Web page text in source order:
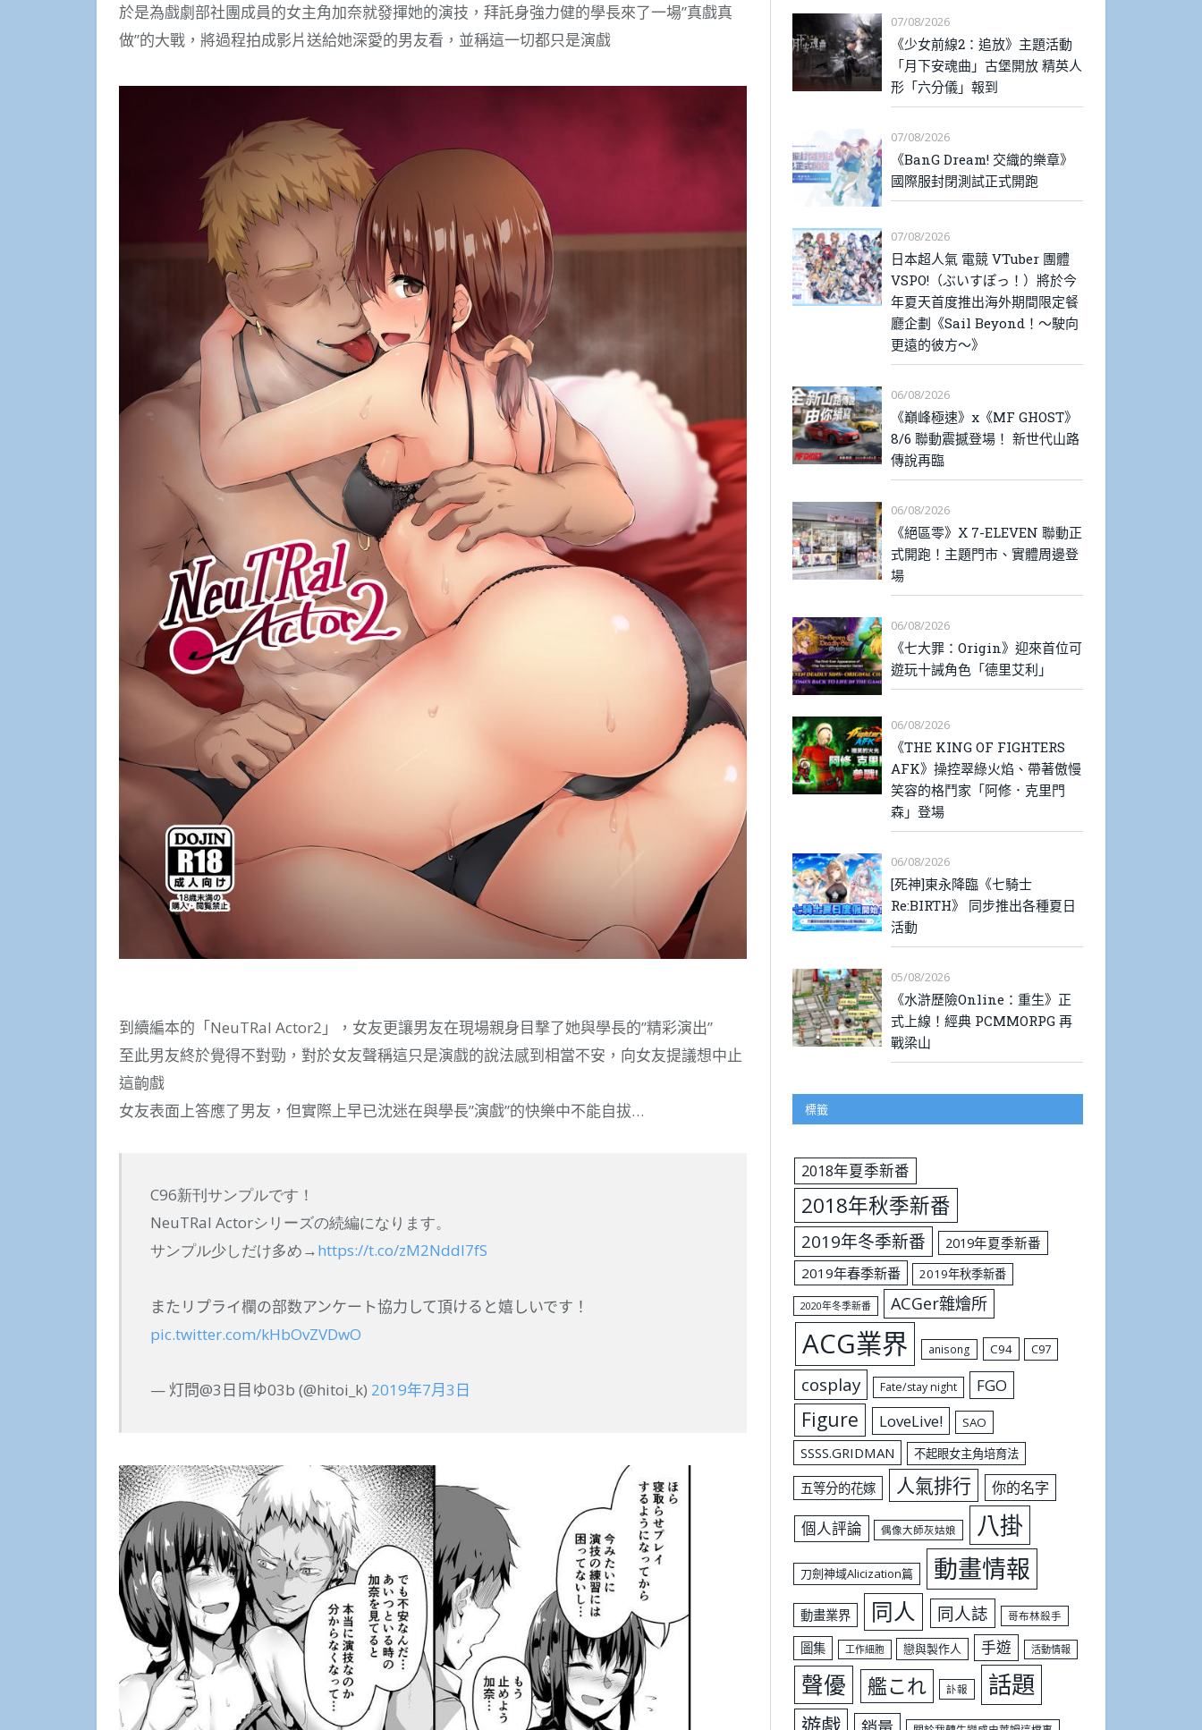
於是為戲劇部社團成員的女主角加奈就發揮她的演技，拜託身強力健的學長來了一場”真戲真
做”的大戰，將過程拍成影片送給她深愛的男友看，並稱這一切都只是演戲
到續編本的「NeuTRal Actor2」，女友更讓男友在現場親身目撃了她與學長的”精彩演出”
至此男友終於覺得不對勁，對於女友聲稱這只是演戲的說法感到相當不安，向女友提議想中止
這齣戲
女友表面上答應了男友，但實際上早已沈迷在與學長”演戲”的快樂中不能自拔…
C96新刊サンプルです！
NeuTRal Actorシリーズの続編になります。
サンプル少しだけ多め→https://t.co/zM2NddI7fS
またリプライ欄の部数アンケート協力して頂けると嬉しいです！
pic.twitter.com/kHbOvZVDwO
— 灯問@3日目ゆ03b (@hitoi_k) 2019年7月3日
07/08/2026
《少女前線2：追放》主題活動
「月下安魂曲」古堡開放 精英人
形「六分儀」報到
07/08/2026
《BanG Dream! 交織的樂章》
國際服封閉測試正式開跑
07/08/2026
日本超人氣 電競 VTuber 團體
VSPO!（ぶいすぽっ！）將於今
年夏天首度推出海外期間限定餐
廳企劃《Sail Beyond！～駛向
更遠的彼方～》
06/08/2026
《巔峰極速》x《MF GHOST》
8/6 聯動震撼登場！ 新世代山路
傳說再臨
06/08/2026
《絕區零》X 7-ELEVEN 聯動正
式開跑！主題門市、實體周邊登
場
06/08/2026
《七大罪：Origin》迎來首位可
遊玩十誡角色「德里艾利」
06/08/2026
《THE KING OF FIGHTERS
AFK》操控翠綠火焰、帶著傲慢
笑容的格鬥家「阿修．克里門
森」登場
06/08/2026
[死神]東永降臨《七騎士
Re:BIRTH》 同步推出各種夏日
活動
05/08/2026
《水滸歷險Online：重生》正
式上線！經典 PCMMORPG 再
戰梁山
標籤
2018年夏季新番
2018年秋季新番
2019年冬季新番
2019年夏季新番
2019年春季新番
2019年秋季新番
2020年冬季新番 ACGer雜燴所
ACG業界 anisong C94 C97
cosplay Fate/stay night FGO
Figure LoveLive! SAO
SSSS.GRIDMAN 不起眼女主角培育法
五等分的花嫁 人氣排行 你的名字
個人評論 偶像大師灰姑娘 八掛
刀劍神域Alicization篇 動畫情報
動畫業界 同人 同人誌 哥布林殺手
圖集 工作細胞 戀與製作人 手遊 活動情報
聲優 艦これ 訃報 話題